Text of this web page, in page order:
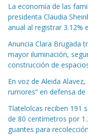
La economía de las
presidenta Claudia
anual al registrar 3.12%
Anuncia Clara Brugada
mayor iluminación,
construcción de
En voz de Aleida
rumores” en defensa
Tlatelolcas reciben 191
de 80 centímetros por
guantes para